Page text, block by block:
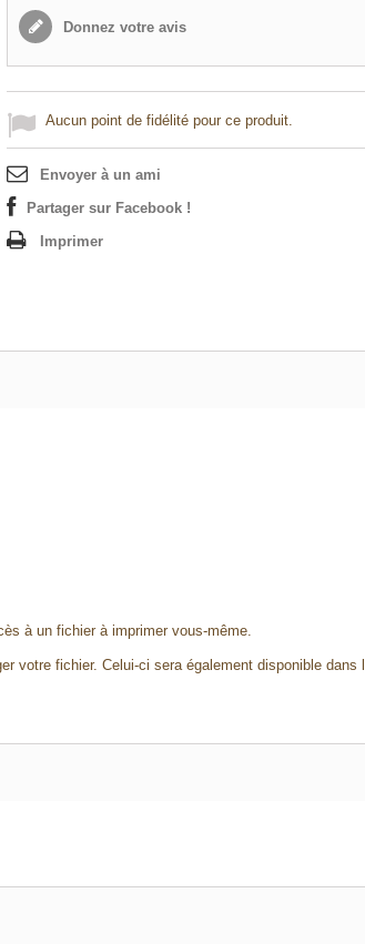
Donnez votre avis
Aucun point de fidélité pour ce produit.
Envoyer à un ami
Partager sur Facebook !
Imprimer
à un fichier à imprimer vous-même.
votre fichier. Celui-ci sera également disponible